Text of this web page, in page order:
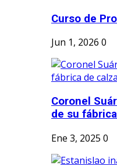
Curso de
Jun 1, 2026 0
Coronel
de su
Ene 3, 2025 0